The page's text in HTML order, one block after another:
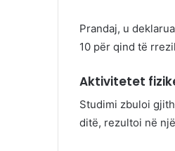
Prandaj, u
10 për qind të
Aktivitetet
Studimi zbuloi
ditë, rezultoi në